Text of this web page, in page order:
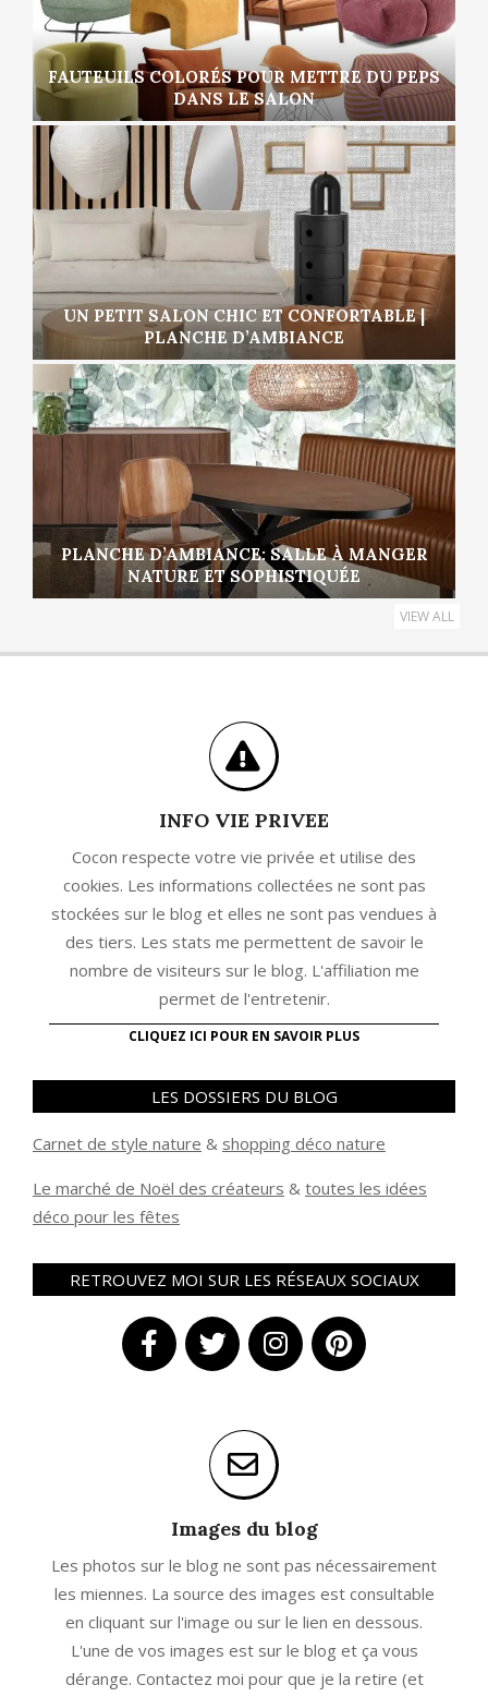
FAUTEUILS COLORÉS POUR METTRE DU PEPS
DANS LE SALON
UN PETIT SALON CHIC ET CONFORTABLE |
PLANCHE D’AMBIANCE
PLANCHE D’AMBIANCE: SALLE À MANGER
NATURE ET SOPHISTIQUÉE
VIEW ALL
INFO VIE PRIVEE
Cocon respecte votre vie privée et utilise des
cookies. Les informations collectées ne sont pas
stockées sur le blog et elles ne sont pas vendues à
des tiers. Les stats me permettent de savoir le
nombre de visiteurs sur le blog. L'affiliation me
permet de l'entretenir.
CLIQUEZ ICI POUR EN SAVOIR PLUS
LES DOSSIERS DU BLOG
Carnet de style nature & shopping déco nature
Le marché de Noël des créateurs & toutes les idées
déco pour les fêtes
RETROUVEZ MOI SUR LES RÉSEAUX SOCIAUX
Images du blog
Les photos sur le blog ne sont pas nécessairement
les miennes. La source des images est consultable
en cliquant sur l'image ou sur le lien en dessous.
L'une de vos images est sur le blog et ça vous
dérange. Contactez moi pour que je la retire (et